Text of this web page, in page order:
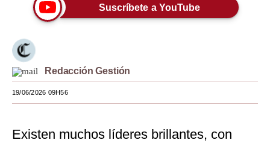
EEUU
México
España
Club del Suscriptor
Suscríbete a YouTube
Redacción Gestión
19/06/2026 09H56
Existen muchos líderes brillantes, con